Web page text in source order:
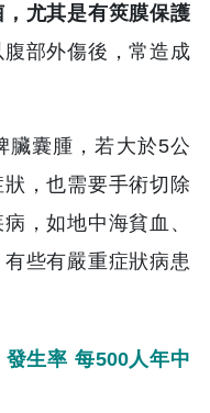
尤其是有筴膜保護
部外傷後，常造成
臟囊腫，若大於5公
，也需要手術切除
，如地中海貧血、
些有嚴重症狀病患
發生率 每500人年中